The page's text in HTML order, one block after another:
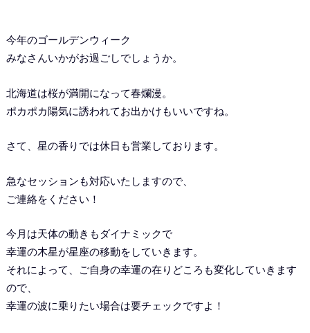
今年のゴールデンウィーク
みなさんいかがお過ごしでしょうか。
北海道は桜が満開になって春爛漫。
ポカポカ陽気に誘われてお出かけもいいですね。
さて、星の香りでは休日も営業しております。
急なセッションも対応いたしますので、
ご連絡をください！
今月は天体の動きもダイナミックで
幸運の木星が星座の移動をしていきます。
それによって、ご自身の幸運の在りどころも変化していきます
ので、
幸運の波に乗りたい場合は要チェックですよ！